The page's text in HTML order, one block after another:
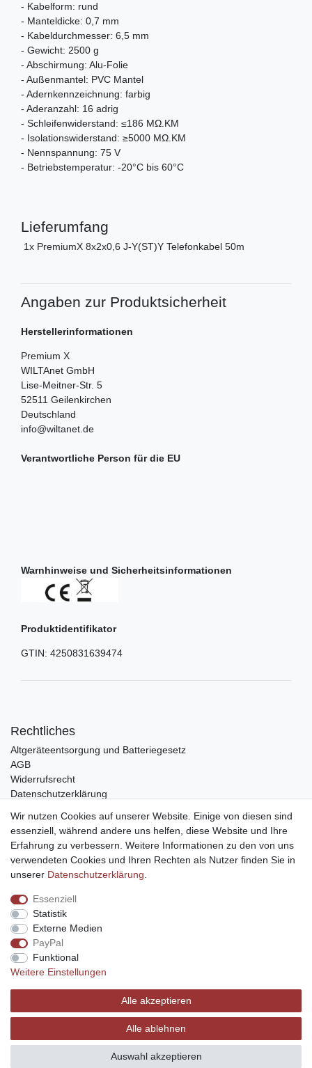
- Kabelform: rund
- Manteldicke: 0,7 mm
- Kabeldurchmesser: 6,5 mm
- Gewicht: 2500 g
- Abschirmung: Alu-Folie
- Außenmantel: PVC Mantel
- Adernkennzeichnung: farbig
- Aderanzahl: 16 adrig
- Schleifenwiderstand: ≤186 MΩ.KM
- Isolationswiderstand: ≥5000 MΩ.KM
- Nennspannung: 75 V
- Betriebstemperatur: -20°C bis 60°C
Lieferumfang
1x PremiumX 8x2x0,6 J-Y(ST)Y Telefonkabel 50m
Angaben zur Produktsicherheit
Herstellerinformationen
Premium X
WILTAnet GmbH
Lise-Meitner-Str. 5
52511 Geilenkirchen
Deutschland
info@wiltanet.de
Verantwortliche Person für die EU
Warnhinweise und Sicherheitsinformationen
Produktidentifikator
GTIN: 4250831639474
Rechtliches
Altgeräteentsorgung und Batteriegesetz
AGB
Widerrufsrecht
Datenschutzerklärung
Impressum
Service
Zahlungsarten
Lieferung und Abholung
Unternehmen
Über uns
Karriere
Kontakt
Wir nutzen Cookies auf unserer Website. Einige von diesen sind
essenziell, während andere uns helfen, diese Website und Ihre
Erfahrung zu verbessern. Weitere Informationen zu den von uns
verwendeten Cookies und Ihren Rechten als Nutzer finden Sie in
unserer Daten­schutz­erklärung
Essenziell
Statistik
Externe Medien
PayPal
Funktional
Weitere Einstellungen
Alle akzeptieren
Alle ablehnen
Auswahl akzeptieren